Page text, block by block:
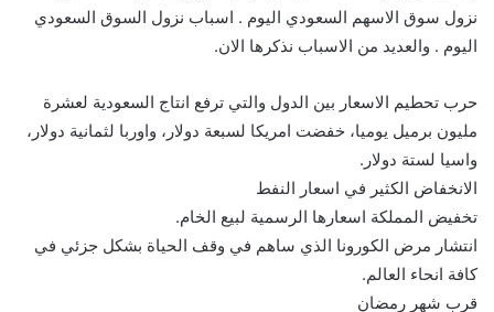
نزول سوق الاسهم السعودي اليوم . اسباب نزول السوق السعودي
اليوم . والعديد من الاسباب نذكرها الان.
حرب تحطيم الاسعار بين الدول والتي ترفع انتاج السعودية لعشرة
مليون برميل يوميا، خفضت امريكا لسبعة دولار، واوربا لثمانية دولار،
واسيا لستة دولار.
الانخفاض الكثير في اسعار النفط
تخفيض المملكة اسعارها الرسمية لبيع الخام.
انتشار مرض الكورونا الذي ساهم في وقف الحياة بشكل جزئي في
كافة انحاء العالم.
قرب شهر رمضان